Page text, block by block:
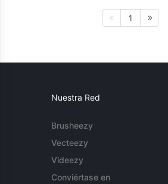
1
Nuestra Red
Brusheezy
Vecteezy
Videezy
Conviértase en